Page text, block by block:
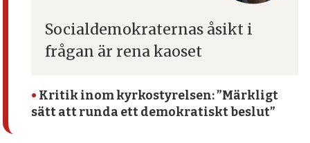
Socialdemokraternas åsikt i
frågan är rena kaoset
• Kritik inom kyrko­styrelsen: ”Märkligt
sätt att runda ett demokratiskt beslut”